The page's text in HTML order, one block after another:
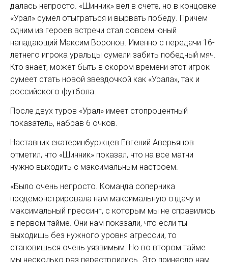
далась непросто. «Шинник» вел в счете, но в концовке
«Урал» сумел отыграться и вырвать победу. Причем
одним из героев встречи стал совсем юный
нападающий Максим Воронов. Именно с передачи 16-
летнего игрока уральцы сумели забить победный мяч.
Кто знает, может быть в скором времени этот игрок
сумеет стать новой звездочкой как «Урала», так и
российского футбола.
После двух туров «Урал» имеет стопроцентный
показатель, набрав 6 очков.
Наставник екатеринбуржцев Евгений Аверьянов
отметил, что «Шинник» показал, что на все матчи
нужно выходить с максимальным настроем.
«Было очень непросто. Команда соперника
продемонстрировала нам максимальную отдачу и
максимальный прессинг, с которым мы не справились
в первом тайме. Они нам показали, что если ты
выходишь без нужного уровня агрессии, то
становишься очень уязвимым. Но во втором тайме
мы несколько раз перестроились. Это принесло нам